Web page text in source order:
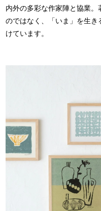
内外の多彩な作家陣と協業
のではなく、「いま」を生
けています。